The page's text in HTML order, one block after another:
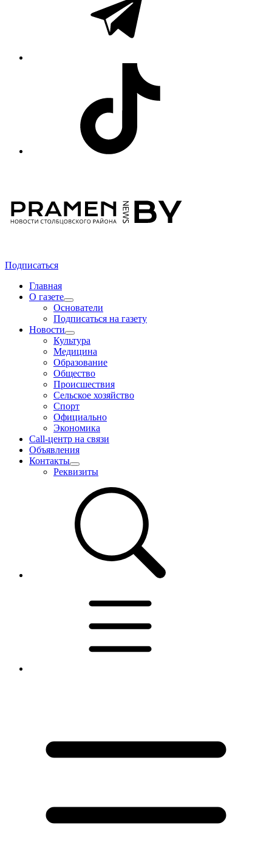
Подписаться
Главная
О газете
Основатели
Подписаться на газету
Новости
Культура
Медицина
Образование
Общество
Происшествия
Сельское хозяйство
Спорт
Официально
Экономика
Call-центр на связи
Объявления
Контакты
Реквизиты